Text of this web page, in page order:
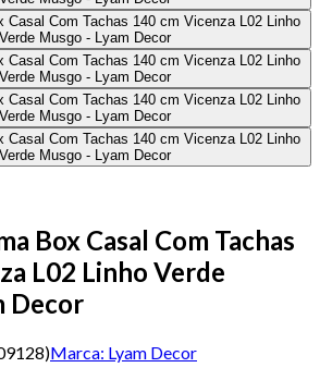
Box Casal Com Tachas
L02 Linho Verde
Decor
)Marca: Lyam Decor